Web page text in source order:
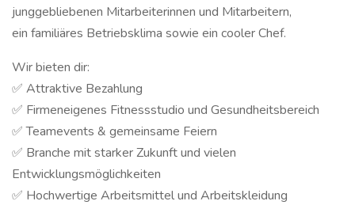
junggebliebenen Mitarbeiterinnen und Mitarbeitern,
ein familiäres Betriebsklima sowie ein cooler Chef.
Wir bieten dir:
✅ Attraktive Bezahlung
✅ Firmeneigenes Fitnessstudio und Gesundheitsbereich
✅ Teamevents & gemeinsame Feiern
✅ Branche mit starker Zukunft und vielen
Entwicklungsmöglichkeiten
✅ Hochwertige Arbeitsmittel und Arbeitskleidung